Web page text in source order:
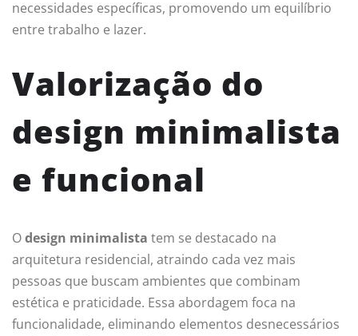
necessidades específicas, promovendo um equilíbrio
entre trabalho e lazer.
Valorização do
design minimalista
e funcional
Odesign minimalista tem se destacado na
arquitetura residencial, atraindo cada vez mais
pessoas que buscam ambientes que combinam
estética e praticidade. Essa abordagem foca na
funcionalidade, eliminando elementos desnecessários